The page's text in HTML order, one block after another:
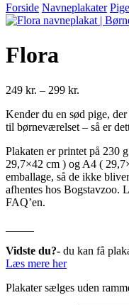
Forside Navneplakater Pige
Flora
249 kr. – 299 kr.
til
299 kr.
Kender du en sød pige,
til børneværelset – så er
Plakaten er printet på 230
29,7×42 cm ) og A4 (
emballage, så de ikke
afhentes hos Bogstavzoo.
FAQ’en.
Vidste du?- du kan få
Læs mere her
Plakater sælges uden